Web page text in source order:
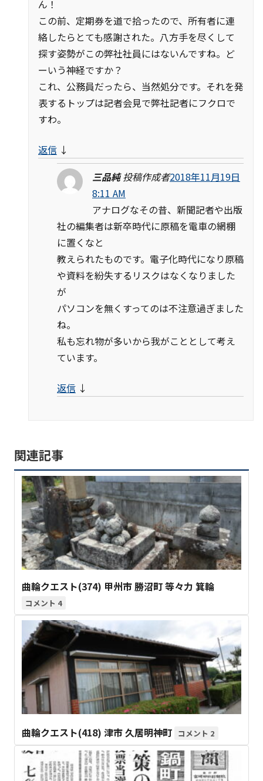
ん！
この前、定期券を道で拾ったので、所有者に連
絡したらとても感謝された。八方手を尽くして
探す姿勢がこの弊社社員にはないんですね。ど
ーいう神経ですか？
これ、公務員だったら、当然処分です。それを発
表するトップは記者会見で弊社記者にフクロで
すわ。
返信 ↓
三品純 投稿作成者2018年11月19日
8:11 AM
アナログなその昔、新聞記者や出版
社の編集者は新卒時代に原稿を電車の網棚
に置くなと
教えられたものです。電子化時代になり原稿
や資料を紛失するリスクはなくなりました
が
パソコンを無くすってのは不注意過ぎました
ね。
私も忘れ物が多いから我がこととして考え
ています。
返信 ↓
関連記事
曲輪クエスト(374) 甲州市 勝沼町 等々力 箕輪
4
曲輪クエスト(418) 津市 久居明神町 2